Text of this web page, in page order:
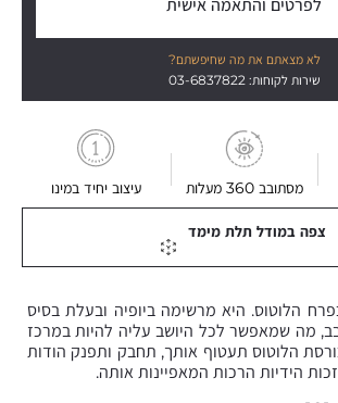
מסתובב 360 מעלות עיצוב יחיד במינו
לפרטים והתאמה אישית
לא מצאתם את מה שחיפשתם?
שירות לקוחות: 03-6837822
צפה במודל תלת מימד
הלוטוס. היא מרשימה ביופיה ובעלת בסיס
מה שמאפשר לכל היושב עליה להיות במרכז
הלוטוס תעטוף אותך, תחבק ותפנק הודות
הידיות הרכות המאפיינות אותה.